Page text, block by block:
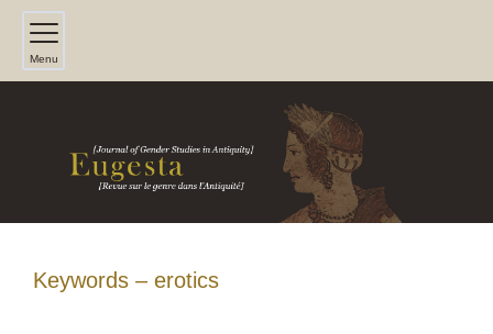
Menu
Keywords – erotics